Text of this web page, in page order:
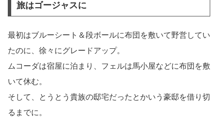
旅はゴージャスに
最初はブルーシート＆段ボールに布団を敷いて野営してい
たのに、徐々にグレードアップ。
ムコーダは宿屋に泊まり、フェルは馬小屋などに布団を敷
いて休む。
そして、とうとう貴族の邸宅だったとかいう豪邸を借り切
るまでに。